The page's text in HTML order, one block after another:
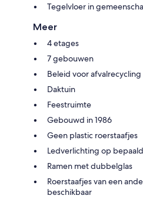
Tegelvloer in
Meer
4 etages
7 gebouwen
Beleid voor afvalrecycling
Daktuin
Feestruimte
Gebouwd in 1986
Geen plastic roerstaafjes
Ledverlichting op
Ramen met dubbelglas
Roerstaafjes van een
beschikbaar